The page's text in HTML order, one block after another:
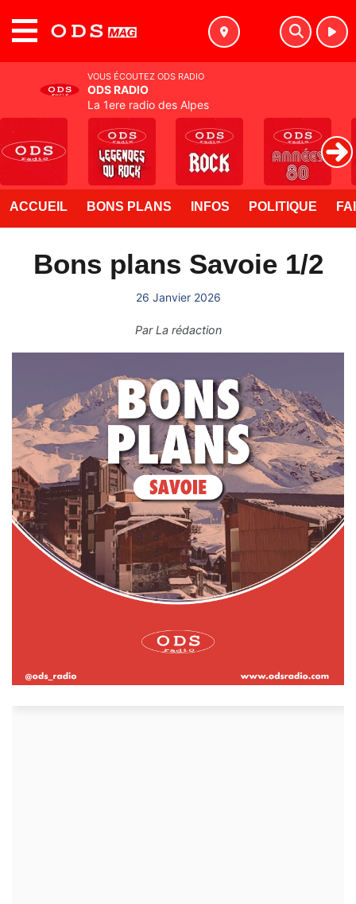
ACCUEIL BONS PLANS INFOS POLITIQUE
Bons plans Savoie 1/2
26 Janvier 2026
ParLa rédaction
VOUS ÉCOUTEZ ODS RADIO
ODS RADIO
La 1ere radio des Alpes